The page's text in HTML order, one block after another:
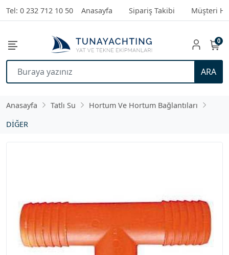
Tel: 0 232 712 10 50 Anasayfa Sipariş Takibi Müşteri
ARA
0
Anasayfa Tatlı Su
Hortum Ve Hortum Bağlantıları
DİĞER